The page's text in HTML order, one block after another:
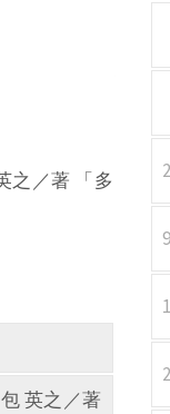
之／著 「多
英之／著